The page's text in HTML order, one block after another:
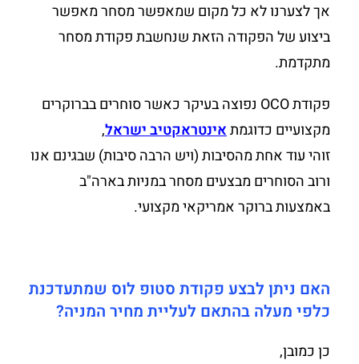
אך לצערנו לא כל מקום שמאפשר מסחר מאפשר
ביצוע של הפקודה הזאת שנחשבת פקודת מסחר
מתקדמת.
פקודת OCO נפוצה בעיקר כאשר סוחרים בברוקרים
מקצועיים כדוגמתאינטראקטיב ישראל,
זוהי עוד אחת מהסיבות (ויש הרבה סיבות) שבגינם אנו
ורוב הסוחרים מבצעים מסחר במניות בארה"ב
באמצעות ברוקר אמריקאי מקצועי.
האם ניתן לבצע פקודת סטופ לוס שמתעדכנת
כלפי מעלה בהתאם לעליית מחיר המניה?
כן כמובן,